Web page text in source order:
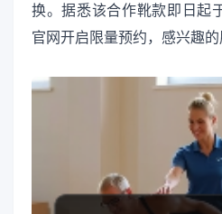
换。据悉该合作靴款即日起
官网开启限量预约，感兴趣的